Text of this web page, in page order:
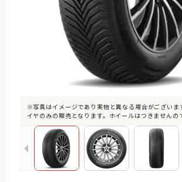
※写真はイメージであり実物と異なる場合がござい
イヤのみの販売となります。ホイールはつきませんの